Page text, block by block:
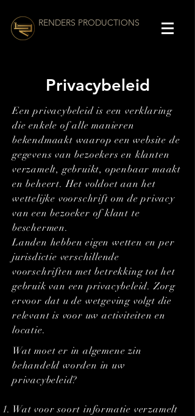
RENDERS PRODUCTIONS
Privacybeleid
Een privacybeleid is een verklaring
die enkele of alle manieren
bekendmaakt waarop een website de
gegevens van bezoekers en klanten
verzamelt, gebruikt, openbaar maakt
en beheert. Het voldoet aan het
wettelijke voorschrift om de privacy
van een bezoeker of klant te
beschermen.
Landen hebben eigen wetten en per
jurisdictie verschillende
voorschriften met betrekking tot het
gebruik van een privacybeleid. Zorg
ervoor dat u de wetgeving volgt die
relevant is voor uw activiteiten en
locatie.
Wat moet er in algemene zin
behandeld worden in uw
privacybeleid?
Wat voor soort informatie verzamelt